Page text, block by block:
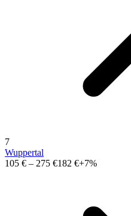
7
Wuppertal
105 € – 275 €182 €+7%